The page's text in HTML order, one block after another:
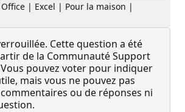
| Excel | Pour la maison |
Cette question a été
de la Communauté Support
pouvez voter pour indiquer
mais vous ne pouvez pas
ou de réponses ni